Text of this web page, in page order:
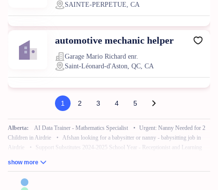
SAINTE-PERPETUE, CA
automotive mechanic helper
Garage Mario Richard enr.
Saint-Léonard-d'Aston, QC, CA
1 2 3 4 5
Alberta: AI Data Trainer - Mathematics Specialist • Urgent: Nanny Needed for 2
Children in Airdrie
• Afshan looking for a babysitter or nanny - babysitting job in
Airdrie
•
Support Substitutes 2024-2025 School Year - Receptionist and Learning
British Columbia:
show more